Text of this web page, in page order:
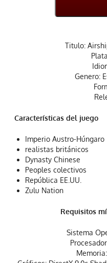
Titulo:
Genero:
Características del juego
Imperio Austro-Húngaro
realistas británicos
Dynasty Chinese
Peoples colectivos
República EE.UU.
Zulu Nation
Requisitos
Sistema